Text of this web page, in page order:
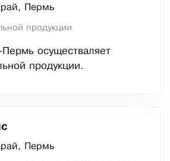
Пермь
продукции
осуществаляет
продукции.
Пермь